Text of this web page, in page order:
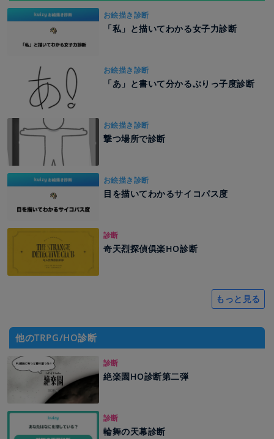
お絵描き診断
「私」と描いてわかる女子力診断
お絵描き診断
「あ」と書いて分かるぶりっ子度診断
お絵描き診断
撃つ場所で診断
お絵描き診断
目を描いてわかるサイコパス度
診断
奇天烈探偵俱楽HO診断
もっと見る
他のTRPG/HO診断
診断
絶楽園HO診断第二弾
診断
輪舞の天幕診断